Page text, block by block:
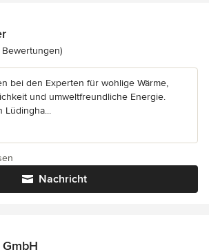
5 von 5 Sternen
Bewertungen)
bei den Experten für wohlige Wärme,
und umweltfreundliche Energie.
Lüdingha...
Nachricht